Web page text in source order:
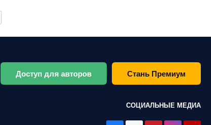
Доступ для авторов Стань Премиум
СОЦИАЛЬНЫЕ МЕДИА